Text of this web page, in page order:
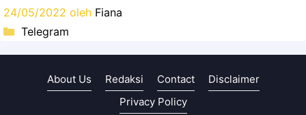
24/05/2022 oleh Fiana
Kategori
Telegram
About Us Redaksi Contact
Disclaimer
Privacy Policy